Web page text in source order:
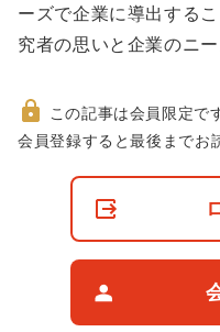
ーズで企業に導出する
究者の思いと企業のニ
非
この記事は会員限定で
会員登録すると最後までお